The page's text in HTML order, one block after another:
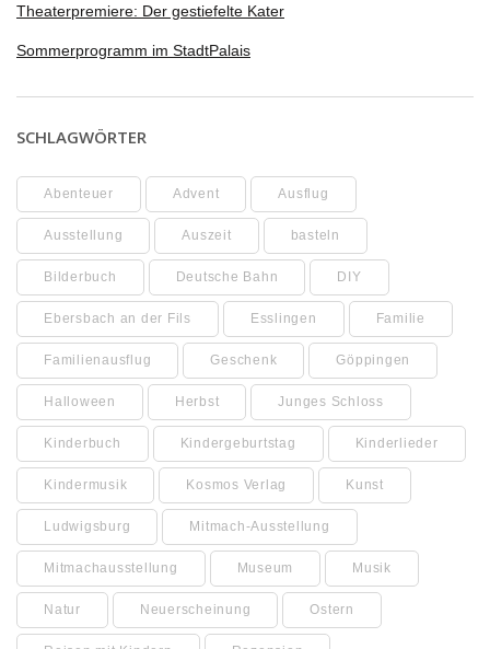
Theaterpremiere: Der gestiefelte Kater
Sommerprogramm im StadtPalais
SCHLAGWÖRTER
Abenteuer Advent Ausflug
Ausstellung Auszeit basteln
Bilderbuch Deutsche Bahn DIY
Ebersbach an der Fils Esslingen Familie
Familienausflug Geschenk Göppingen
Halloween Herbst Junges Schloss
Kinderbuch Kindergeburtstag Kinderlieder
Kindermusik Kosmos Verlag Kunst
Ludwigsburg Mitmach-Ausstellung
Mitmachausstellung Museum Musik
Natur Neuerscheinung Ostern